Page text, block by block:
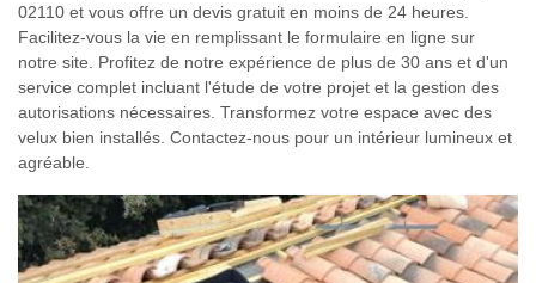
02110 et vous offre un devis gratuit en moins de 24 heures.
Facilitez-vous la vie en remplissant le formulaire en ligne sur
notre site. Profitez de notre expérience de plus de 30 ans et d'un
service complet incluant l'étude de votre projet et la gestion des
autorisations nécessaires. Transformez votre espace avec des
velux bien installés. Contactez-nous pour un intérieur lumineux et
agréable.